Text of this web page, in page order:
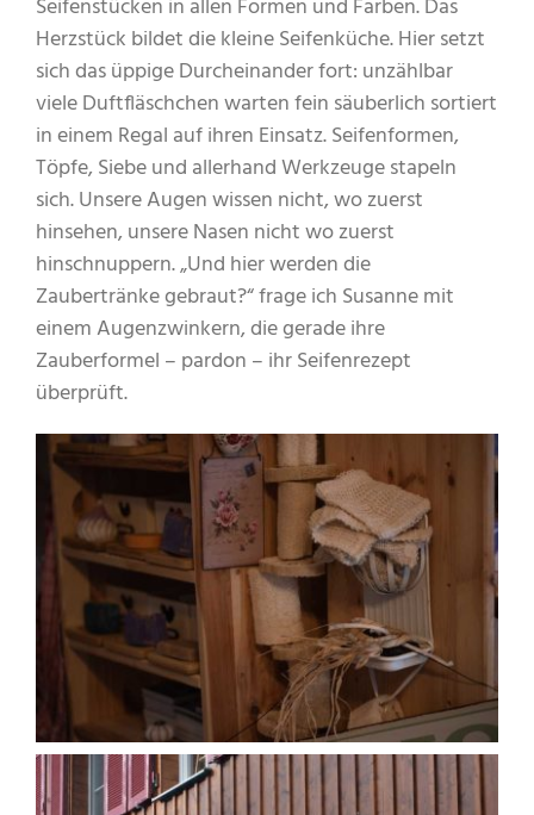
Seifenstücken in allen Formen und Farben. Das
Herzstück bildet die kleine Seifenküche. Hier setzt
sich das üppige Durcheinander fort: unzählbar
viele Duftfläschchen warten fein säuberlich sortiert
in einem Regal auf ihren Einsatz. Seifenformen,
Töpfe, Siebe und allerhand Werkzeuge stapeln
sich. Unsere Augen wissen nicht, wo zuerst
hinsehen, unsere Nasen nicht wo zuerst
hinschnuppern. „Und hier werden die
Zaubertränke gebraut?“ frage ich Susanne mit
einem Augenzwinkern, die gerade ihre
Zauberformel – pardon – ihr Seifenrezept
überprüft.